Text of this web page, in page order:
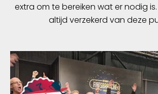
extra om te bereiken wat er nodig
altijd verzekerd van deze